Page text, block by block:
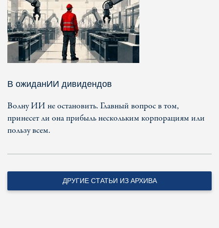
В ожиданИИ дивидендов
Волну ИИ не остановить. Главный вопрос в том,
принесет ли она прибыль нескольким корпорациям или
пользу всем.
ДРУГИЕ СТАТЬИ ИЗ АРХИВА